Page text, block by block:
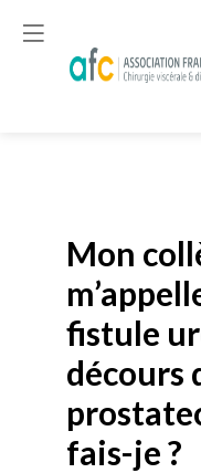
Mon
fistule
décours
fais-je ?